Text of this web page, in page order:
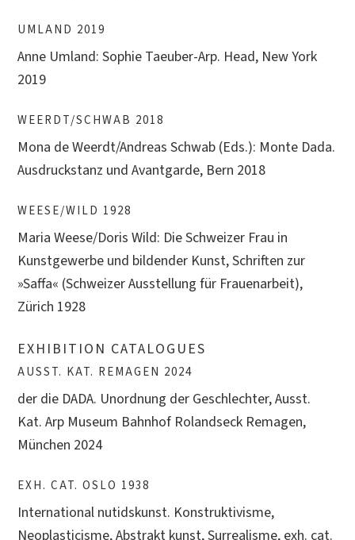
UMLAND 2019
Anne Umland: Sophie Taeuber-Arp. Head, New York
2019
WEERDT/SCHWAB 2018
Mona de Weerdt/Andreas Schwab (Eds.): Monte Dada.
Ausdruckstanz und Avantgarde, Bern 2018
WEESE/WILD 1928
Maria Weese/Doris Wild: Die Schweizer Frau in
Kunstgewerbe und bildender Kunst, Schriften zur
»Saffa« (Schweizer Ausstellung für Frauenarbeit),
Zürich 1928
EXHIBITION CATALOGUES
AUSST. KAT. REMAGEN 2024
der die DADA. Unordnung der Geschlechter, Ausst.
Kat. Arp Museum Bahnhof Rolandseck Remagen,
München 2024
EXH. CAT. OSLO 1938
International nutidskunst. Konstruktivisme,
Neoplasticisme, Abstrakt kunst, Surrealisme, exh. cat.